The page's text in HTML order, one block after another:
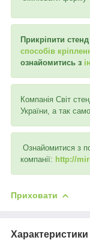
Прикріпити
способів
ознайомитись з
Компанія Світ
України, а так
Ознайомитися з
компанії: http://
Приховати
Характеристики